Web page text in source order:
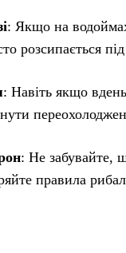
: Якщо на
розсипається
: Навіть якщо
: Не забувайте,
правила